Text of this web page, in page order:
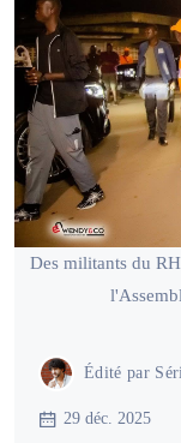
Des militants du
Édité par
29 déc. 2025